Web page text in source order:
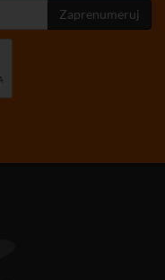
Zaprenumeruj